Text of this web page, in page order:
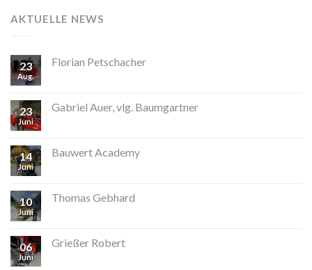
AKTUELLE NEWS
23
Aug.
Florian Petschacher
23
Juni
Gabriel Auer, vlg. Baumgartner
14
Juni
Bauwert Academy
10
Juni
Thomas Gebhard
06
Juni
Grießer Robert